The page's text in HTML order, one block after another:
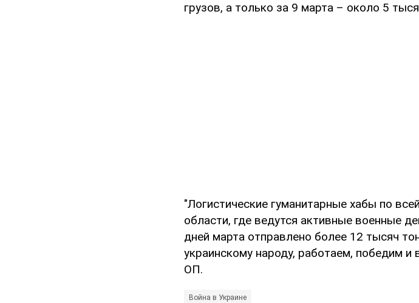
грузов, а только за 9 марта – около 5
"Логистические гуманитарные хабы по
области, где ведутся активные военные
дней марта отправлено более 12 тысяч
украинскому народу, работаем, победим
ОП.
Война в Украине